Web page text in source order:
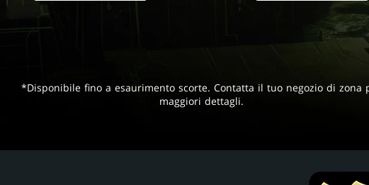
*Disponibile fino a esaurimento scorte. Contatta il tuo negozio di zona
maggiori dettagli.